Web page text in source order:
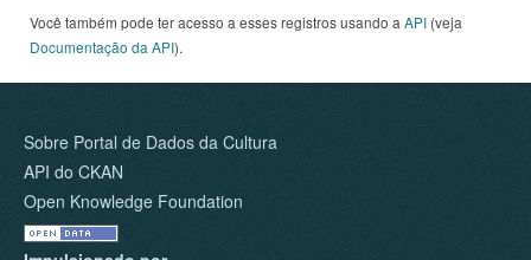
Você também pode ter acesso a esses registros usando a API (veja
Documentação da API).
Sobre Portal de Dados da Cultura
API do CKAN
Open Knowledge Foundation